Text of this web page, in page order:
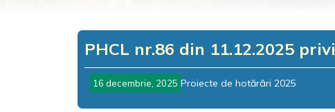
PHCL nr.86 din 11.12.2025
16 decembrie, 2025 Proiecte de hotărâri 2025